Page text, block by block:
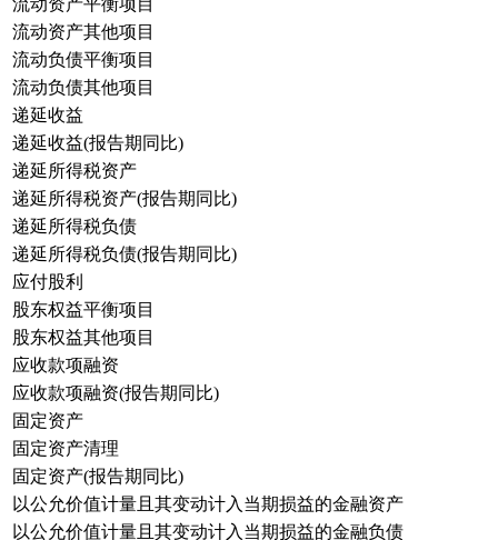
流动资产平衡项目
流动资产其他项目
流动负债平衡项目
流动负债其他项目
递延收益
递延收益(报告期同比)
递延所得税资产
递延所得税资产(报告期同比)
递延所得税负债
递延所得税负债(报告期同比)
应付股利
股东权益平衡项目
股东权益其他项目
应收款项融资
应收款项融资(报告期同比)
固定资产
固定资产清理
固定资产(报告期同比)
以公允价值计量且其变动计入当期损益的金融资产
以公允价值计量且其变动计入当期损益的金融负债